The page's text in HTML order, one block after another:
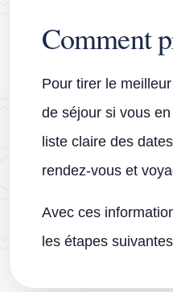
Comment
Pour tirer le
de séjour si vous
liste claire des
rendez-vous et
Avec ces
les étapes